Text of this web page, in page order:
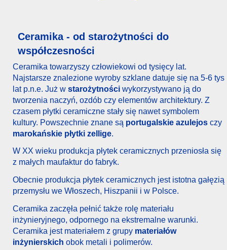
Ceramika - od starożytności do
współczesności
Ceramika towarzyszy człowiekowi od tysięcy lat.
Najstarsze znalezione wyroby szklane datuje się na 5-6 tys
lat p.n.e. Już w starożytności wykorzystywano ją do
tworzenia naczyń, ozdób czy elementów architektury. Z
czasem płytki ceramiczne stały się nawet symbolem
kultury. Powszechnie znane są portugalskie azulejos czy
marokańskie płytki zellige.
W XX wieku produkcja płytek ceramicznych przeniosła się
z małych maufaktur do fabryk.
Obecnie produkcja płytek ceramicznych jest istotna gałęzią
przemysłu we Włoszech, Hiszpanii i w Polsce.
Ceramika zaczęła pełnić także rolę materiału
inżynieryjnego, odpornego na ekstremalne warunki.
Ceramika jest materiałem z grupy materiałów
inżynierskich obok metali i polimerów.